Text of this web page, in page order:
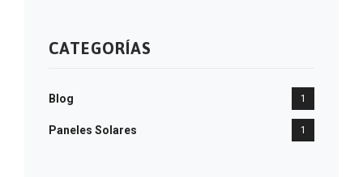
CATEGORÍAS
Blog 1
Paneles Solares 1